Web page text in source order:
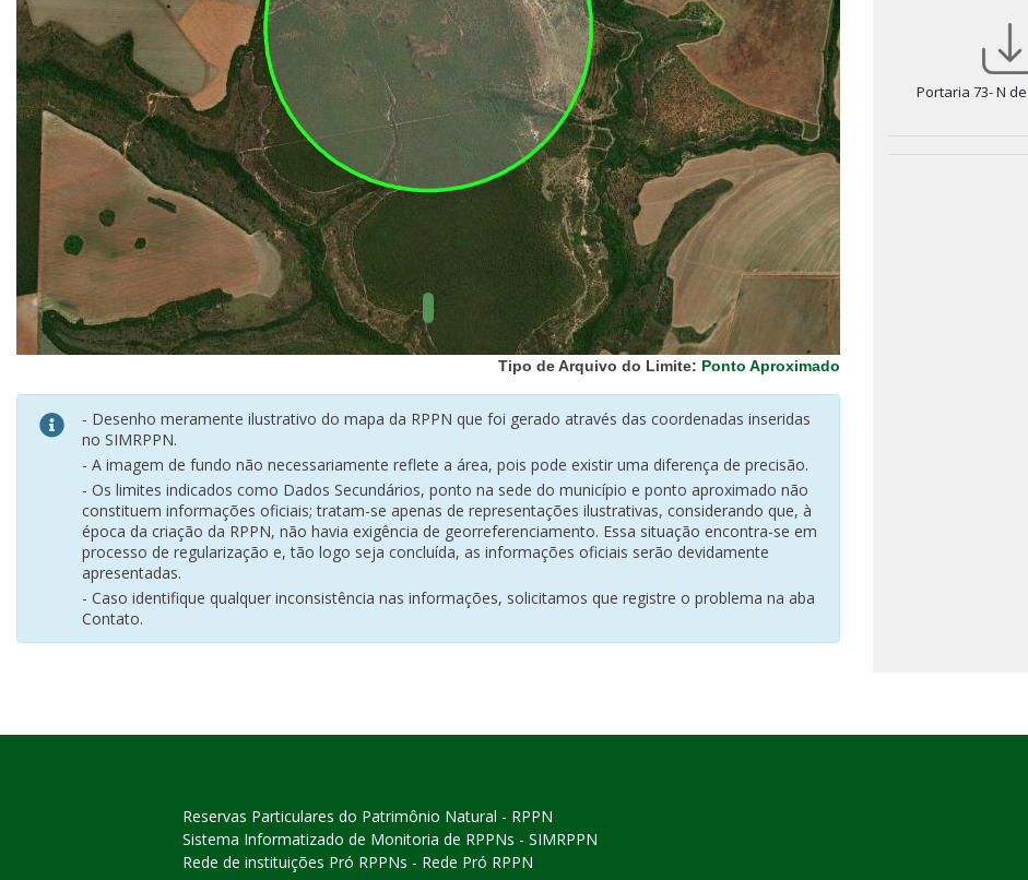
Municipais
Hidrografia
1:1.000.000
(ANA)
Biomas
Vegetação
(IBGE)
Rodovias
(IBGE)
Relevo
(IBGE)
Tipo de Arquivo do Limite: Ponto Aproximado
- Desenho meramente ilustrativo do mapa da RPPN que foi gerado através das coordenadas inseridas
no SIMRPPN.
- A imagem de fundo não necessariamente reflete a área, pois pode existir uma diferença de precisão.
- Os limites indicados como Dados Secundários, ponto na sede do município e ponto aproximado não
constituem informações oficiais; tratam-se apenas de representações ilustrativas, considerando que, à
época da criação da RPPN, não havia exigência de georreferenciamento. Essa situação encontra-se em
processo de regularização e, tão logo seja concluída, as informações oficiais serão devidamente
apresentadas.
- Caso identifique qualquer inconsistência nas informações, solicitamos que registre o problema na aba
Contato.
Portaria 73- N
Reservas Particulares do Patrimônio Natural - RPPN
Sistema Informatizado de Monitoria de RPPNs - SIMRPPN
Rede de instituições Pró RPPNs - Rede Pró RPPN